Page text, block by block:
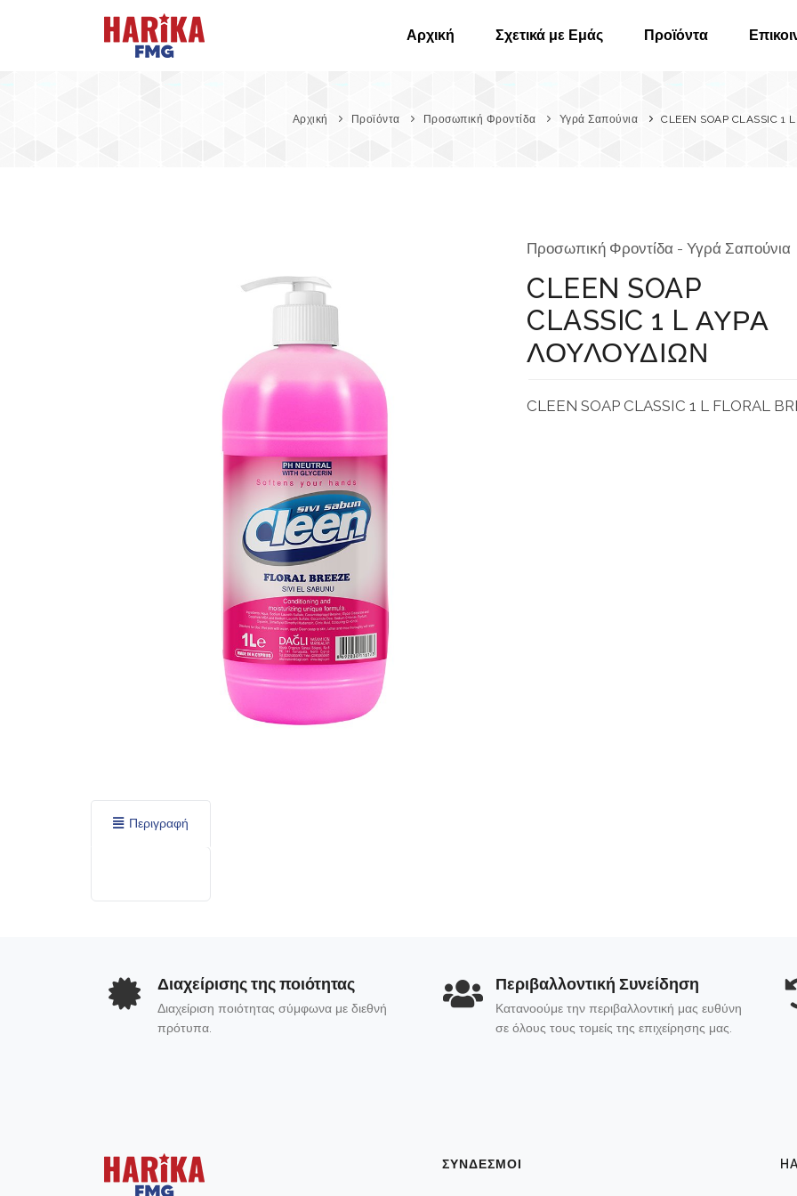
Αρχική Σχετικά με Εμάς Προϊόντα
Αρχική Προϊόντα Προσωπική Φροντίδα Υγρά Σαπούνια CLEEN SOAP CLASSIC
Προσωπική Φροντίδα - Υγρά Σαπούνια
CLEEN SOAP
CLASSIC 1 L ΑΥΡΑ
ΛΟΥΛΟΥΔΙΩΝ
CLEEN SOAP CLASSIC 1 L FLORAL
Περιγραφή
Διαχείρισης της ποιότητας
Διαχείριση ποιότητας σύμφωνα με διεθνή
πρότυπα.
Περιβαλλοντική Συνείδηση
Κατανοούμε την περιβαλλοντική μας ευθύνη
σε όλους τους τομείς της επιχείρησης μας.
ΣΥΝΔΕΣΜΟΙ